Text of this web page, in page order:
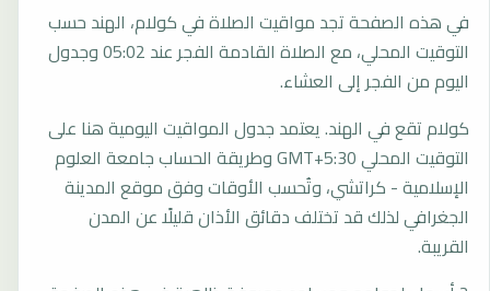
في هذه الصفحة تجد مواقيت الصلاة في كولام، الهند حسب
التوقيت المحلي، مع الصلاة القادمة الفجر عند 05:02 وجدول
اليوم من الفجر إلى العشاء.
كولام تقع في الهند. يعتمد جدول المواقيت اليومية هنا على
التوقيت المحلي GMT+5:30 وطريقة الحساب جامعة العلوم
الإسلامية - كراتشي، وتُحسب الأوقات وفق موقع المدينة
الجغرافي لذلك قد تختلف دقائق الأذان قليلًا عن المدن
القريبة.